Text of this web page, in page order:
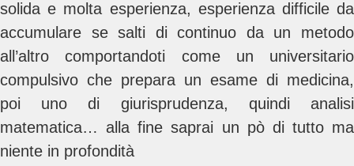
solida e molta esperienza, esperienza difficile da
accumulare se salti di continuo da un metodo
all’altro comportandoti come un universitario
compulsivo che prepara un esame di medicina,
poi uno di giurisprudenza, quindi analisi
matematica… alla fine saprai un pò di tutto ma
niente in profondità